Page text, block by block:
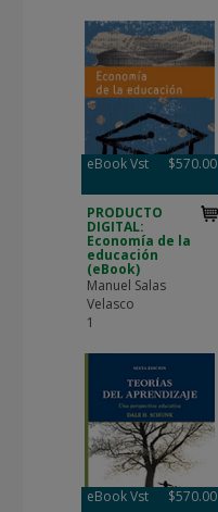
eBook Vst $570.00
PRODUCTO
DIGITAL:
Economía de la
educación
(eBook)
Manuel Salas
Velasco
1
eBook Vst $570.00